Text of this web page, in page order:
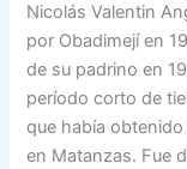
Nicolás Valentin
por Obadimejí en
de su padrino en
período corto de
que había
en Matanzas. Fue